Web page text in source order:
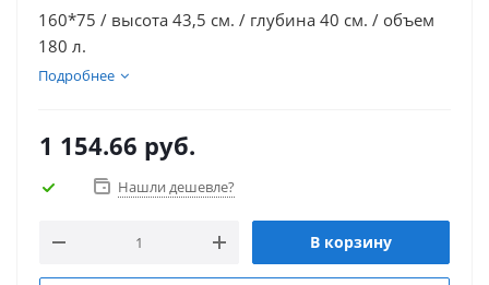
160*75 / высота 43,5 см. / глубина 40 см. / объем
180 л.
Подробнее
1 154.66 руб.
Нашли дешевле?
В корзину